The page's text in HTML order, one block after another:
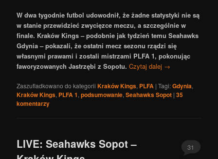
W dwa tygodnie futbol udowodnił, że żadne statystyki nie są
w stanie przewidzieć zwycięzce meczu, a szczególnie w
finale. Kraków Kings – podobnie jak tydzień temu Seahawks
Gdynia – pokazali, że ostatni mecz sezonu rządzi się
własnymi prawami i zostali mistrzami PLFA 1, pokonując
faworyzowanych Jastrzębi z Sopotu. Czytaj dalej →
Zaszufladkowano do kategorii Kraków Kings, PLFA |Tagi:Gdynia,
Kraków Kings, PLFA 1,podsumowanie,Seahawks Sopot |35
komentarzy
LIVE: Seahawks Sopot –
31